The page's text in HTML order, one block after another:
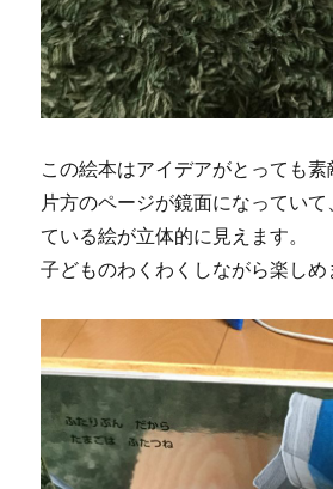
この絵本はアイデアがとっても素
片方のページが鏡面になってい
ている絵が立体的に見えます。
子どものわくわくしながら楽しめ